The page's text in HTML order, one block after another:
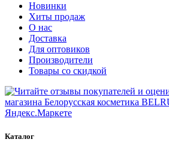
Новинки
Хиты продаж
О нас
Доставка
Для оптовиков
Производители
Товары со скидкой
Каталог